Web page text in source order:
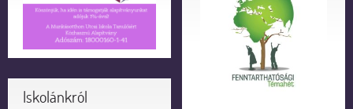
Iskolánkról